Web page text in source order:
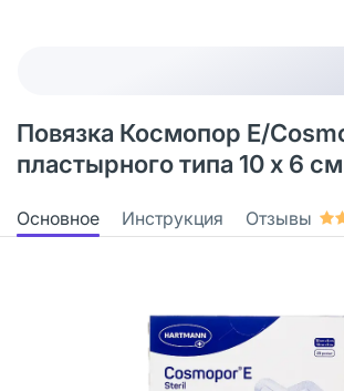
Повязка Космопор Е/
пластырного типа 10 х 6
Основное Инструкция Отзывы